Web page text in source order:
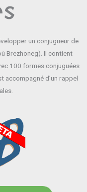
un conjugueur de
Brezhoneg). Il contient
100 formes conjuguées
accompagné d’un rappel